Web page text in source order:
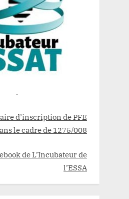
.
d’inscription de PFE
le cadre de 1275/008
de L’Incubateur de
l’ESSA